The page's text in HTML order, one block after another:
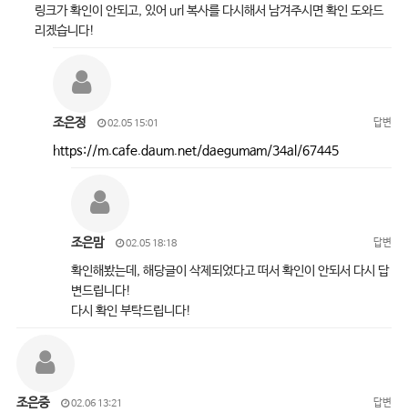
링크가 확인이 안되고, 있어 url 복사를 다시해서 남겨주시면 확인 도와드
리겠습니다!
조은정 02.05 15:01 답변
https://m.cafe.daum.net/daegumam/34al/67445
조은맘 02.05 18:18 답변
확인해봤는데, 해당글이 삭제되었다고 떠서 확인이 안되서 다시 답
변드립니다!
다시 확인 부탁드립니다!
조은중 02.06 13:21 답변